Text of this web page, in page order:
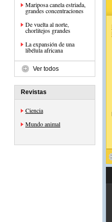
Mariposa canela estriada,
grandes concentraciones
De vuelta al norte,
chorlitejos grandes
La expansión de una
libélula africana
Ver todos
Revistas
Ciencia
Mundo animal